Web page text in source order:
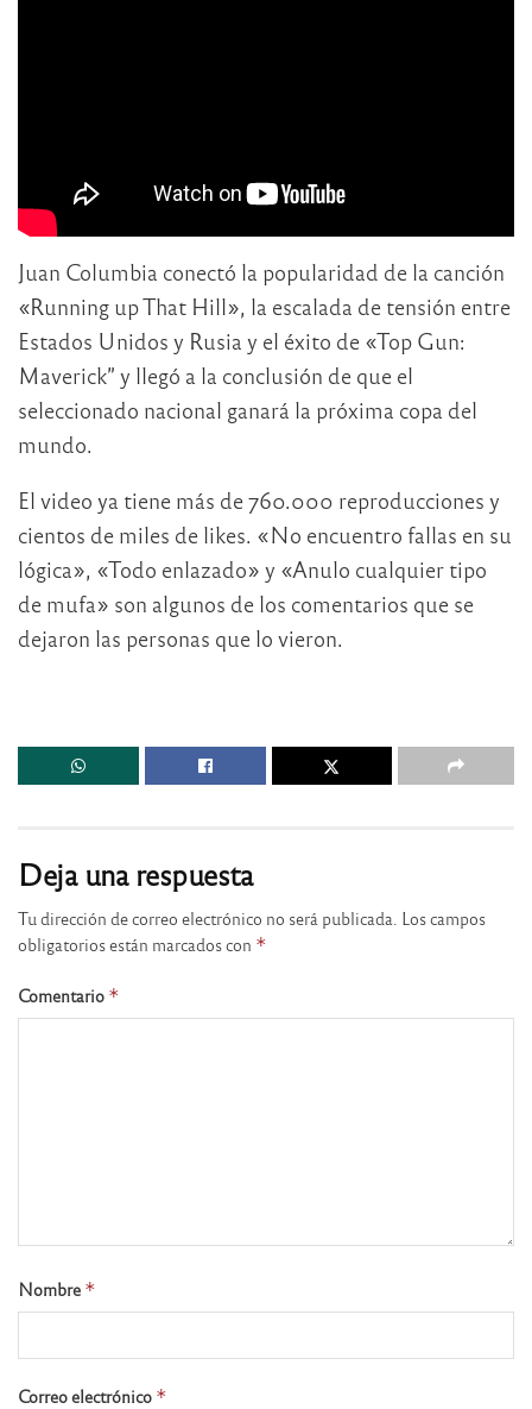
Juan Columbia conectó la popularidad de la canción
«Running up That Hill», la escalada de tensión entre
Estados Unidos y Rusia y el éxito de «Top Gun:
Maverick” y llegó a la conclusión de que el
seleccionado nacional ganará la próxima copa del
mundo.
El video ya tiene más de 760.000 reproducciones y
cientos de miles de likes. «No encuentro fallas en su
lógica», «Todo enlazado» y «Anulo cualquier tipo
de mufa» son algunos de los comentarios que se
dejaron las personas que lo vieron.
Deja una respuesta
Tu dirección de correo electrónico no será publicada. Los campos
obligatorios están marcados con *
Comentario *
Nombre *
Correo electrónico *